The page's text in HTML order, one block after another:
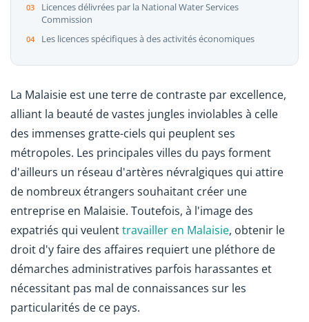
Licences délivrées par la National Water Services
Commission
Les licences spécifiques à des activités économiques
La Malaisie est une terre de contraste par excellence,
alliant la beauté de vastes jungles inviolables à celle
des immenses gratte-ciels qui peuplent ses
métropoles. Les principales villes du pays forment
d'ailleurs un réseau d'artères névralgiques qui attire
de nombreux étrangers souhaitant créer une
entreprise en Malaisie. Toutefois, à l'image des
expatriés qui veulenttravailler en Malaisie, obtenir le
droit d'y faire des affaires requiert une pléthore de
démarches administratives parfois harassantes et
nécessitant pas mal de connaissances sur les
particularités de ce pays.